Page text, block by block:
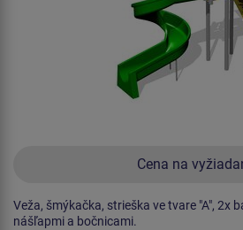
Cena na
Veža, šmýkačka, strieška ve tvare "A", 2x
nášľapmi a bočnicami.